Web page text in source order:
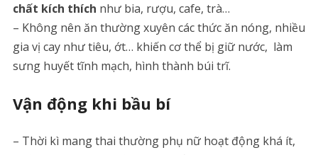
chất kích thích như bia, rượu, cafe, trà…
– Không nên ăn thường xuyên các thức ăn nóng, nhiều
gia vị cay như tiêu, ớt… khiến cơ thể bị giữ nước, làm
sưng huyết tĩnh mạch, hình thành búi trĩ.
Vận động khi bầu bí
– Thời kì mang thai thường phụ nữ hoạt động khá ít,